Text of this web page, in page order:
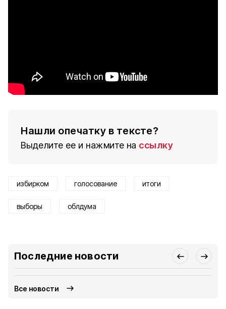
Нашли опечатку в тексте?
Выделите ее и нажмите на ссылку
избирком голосование итоги
выборы облдума
Последние новости
Все новости